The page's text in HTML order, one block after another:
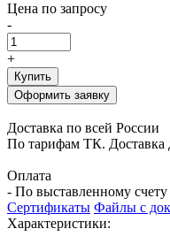
Цена по запросу
-
+
Купить
Оформить заявку
Доставка по всей России
По тарифам ТК. Доставка
Оплата
- По выставленному счету
Сертификаты Файлы с
Характеристики: